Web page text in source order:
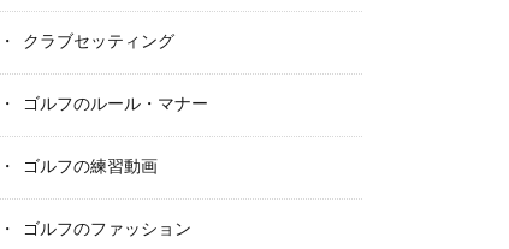
クラブセッティング
ゴルフのルール・マナー
ゴルフの練習動画
ゴルフのファッション